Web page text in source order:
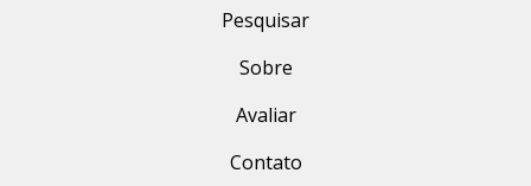
Pesquisar
Sobre
Avaliar
Contato